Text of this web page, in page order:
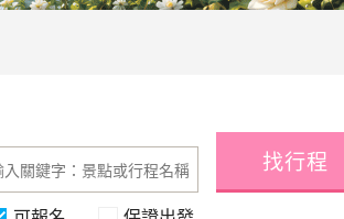
找行程